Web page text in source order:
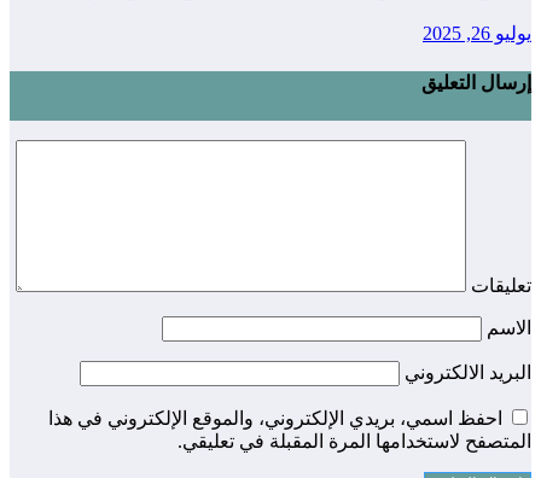
يوليو 26, 2025
إرسال التعليق
تعليقات
الاسم
البريد الالكتروني
احفظ اسمي، بريدي الإلكتروني، والموقع الإلكتروني في هذا
المتصفح لاستخدامها المرة المقبلة في تعليقي.